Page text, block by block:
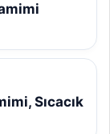
Sıcacık